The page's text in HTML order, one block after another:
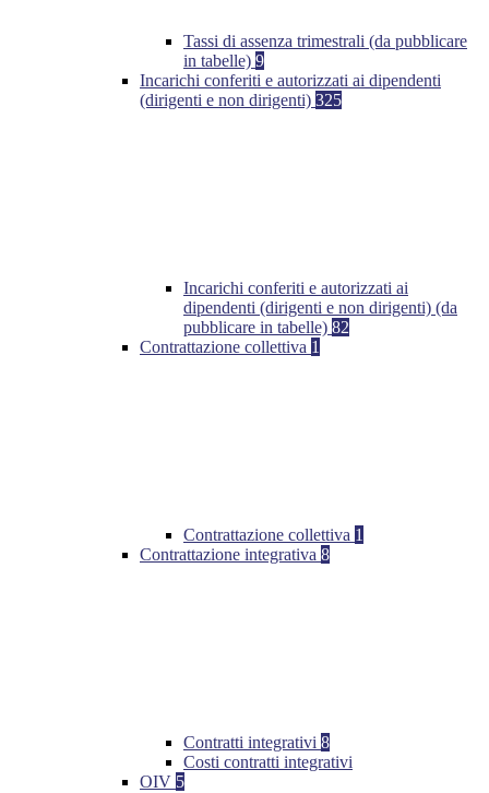
Tassi di assenza trimestrali (da pubblicare
in tabelle) 9
Incarichi conferiti e autorizzati ai dipendenti
(dirigenti e non dirigenti) 325
Incarichi conferiti e autorizzati ai
dipendenti (dirigenti e non dirigenti) (da
pubblicare in tabelle) 82
Contrattazione collettiva 1
Contrattazione collettiva 1
Contrattazione integrativa 8
Contratti integrativi 8
Costi contratti integrativi
OIV 5